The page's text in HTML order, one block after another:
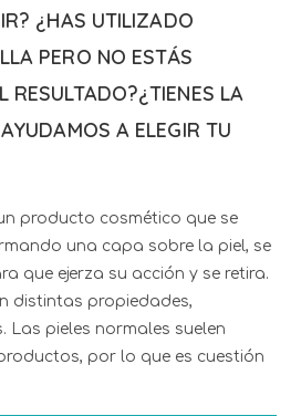
¿HAS UTILIZADO
PERO NO ESTÁS
RESULTADO?¿TIENES LA
A ELEGIR TU
producto cosmético que se
una capa sobre la piel, se
que ejerza su acción y se retira.
distintas propiedades,
Las pieles normales suelen
por lo que es cuestión